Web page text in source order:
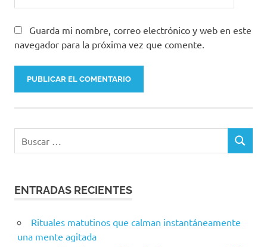
Guarda mi nombre, correo electrónico y web en este
navegador para la próxima vez que comente.
ENTRADAS RECIENTES
Rituales matutinos que calman instantáneamente
una mente agitada